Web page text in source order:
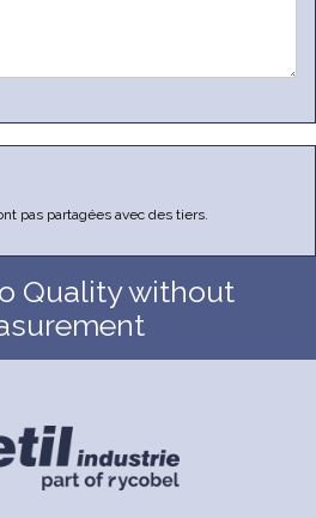
pas partagées avec des tiers.
Quality without